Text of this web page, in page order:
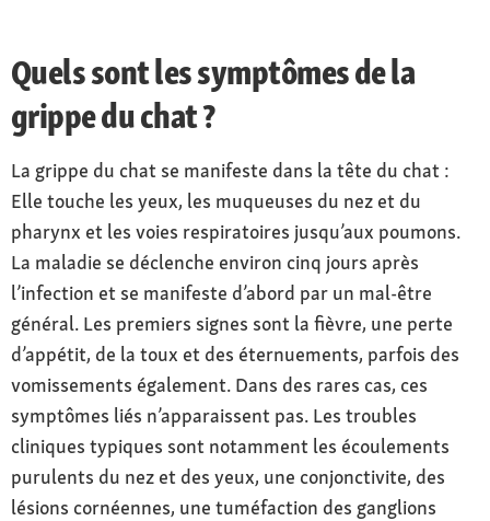
Quels sont les symptômes de la
grippe du chat ?
La grippe du chat se manifeste dans la tête du chat :
Elle touche les yeux, les muqueuses du nez et du
pharynx et les voies respiratoires jusqu’aux poumons.
La maladie se déclenche environ cinq jours après
l’infection et se manifeste d’abord par un mal-être
général. Les premiers signes sont la fièvre, une perte
d’appétit, de la toux et des éternuements, parfois des
vomissements également. Dans des rares cas, ces
symptômes liés n’apparaissent pas. Les troubles
cliniques typiques sont notamment les écoulements
purulents du nez et des yeux, une conjonctivite, des
lésions cornéennes, une tuméfaction des ganglions